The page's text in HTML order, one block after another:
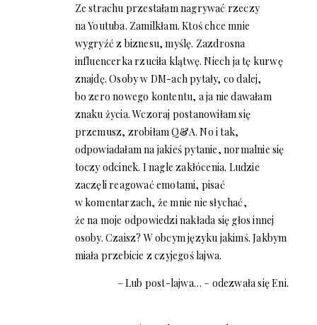
Ze strachu przestałam nagrywać rzeczy
na Youtuba. Zamilkłam. Ktoś chce mnie
wygryźć z biznesu, myślę. Zazdrosna
influencerka rzuciła klątwę. Niech ja tę kurwę
znajdę. Osoby w DM-ach pytały, co dalej,
bo zero nowego kontentu, a ja nie dawałam
znaku życia. Wczoraj postanowiłam się
przemusz, zrobiłam Q&A. No i tak,
odpowiadałam na jakieś pytanie, normalnie się
toczy odcinek. I nagle zakłócenia. Ludzie
zaczęli reagować emotami, pisać
w komentarzach, że mnie nie słychać,
że na moje odpowiedzi nakłada się głos innej
osoby. Czaisz? W obcym języku jakimś. Jakbym
miała przebicie z czyjegoś lajwa.
– Lub post-lajwa… – odezwała się Eni.